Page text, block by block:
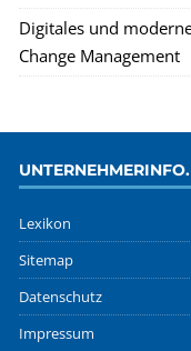
Digitales und
Change Management
Lexikon
Sitemap
Datenschutz
Impressum